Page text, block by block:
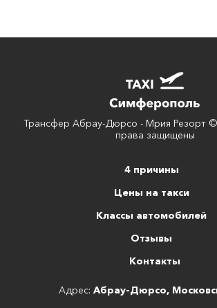
Трансфер Абрау-Дюрсо - Мрия Резорт ©
права защищены
4 причины
Цены на такси
Классы автомобилей
Отзывы
Контакты
Адрес: Абрау-Дюрсо,